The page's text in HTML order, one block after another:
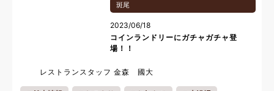
ファミリー斑尾
2023/06/18
コインランドリーにガチャガチャ登
場！！
レストランスタッフ 金森 國大